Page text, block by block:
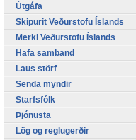
Útgáfa
Skipurit Veðurstofu Íslands
Merki Veðurstofu Íslands
Hafa samband
Laus störf
Senda myndir
Starfsfólk
Þjónusta
Lög og reglugerðir